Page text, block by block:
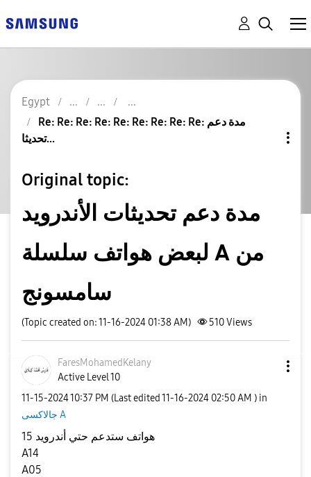
Egypt
Re: Re: Re: Re: Re: Re: Re: Re: Re: مدة دعم
تحديثا...
Original topic:
مدة دعم تحديثات الأندرويد
لبعض هواتف سلسلة A من
سامسونج
(Topic created on: 11-16-2024 01:38 AM) 510Views
FaresMohamedKelany
Active Level 10
‎11-15-202410:37 PM (Last edited ‎11-16-2024 02:50 AM ) in
جالاكسى A
هواتف ستدعم حتي أندرويد 15
A14
A05